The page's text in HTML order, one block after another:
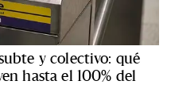
y colectivo: qué
hasta el 100% del